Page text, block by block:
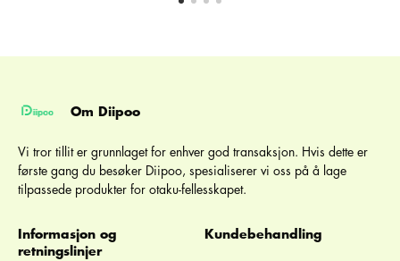
Om Diipoo
Vi tror tillit er grunnlaget for enhver god transaksjon. Hvis dette er
første gang du besøker Diipoo, spesialiserer vi oss på å lage
tilpassede produkter for otaku-fellesskapet.
Informasjon og
retningslinjer
Kundebehandling